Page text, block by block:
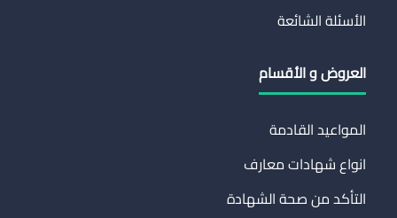
الأسئلة الشائعة
العروض و الأقسام
المواعيد القادمة
انواع شهادات معارف
التأكد من صحة الشهادة